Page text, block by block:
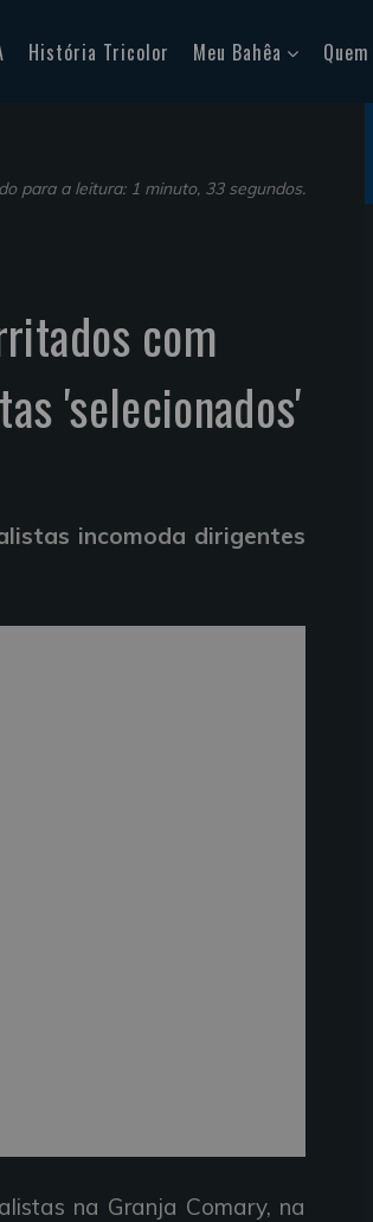
História Tricolor Meu Bahêa
para a leitura: 1 minuto, 33 segundos.
com
'selecionados'
incomoda dirigentes
na Granja Comary, na